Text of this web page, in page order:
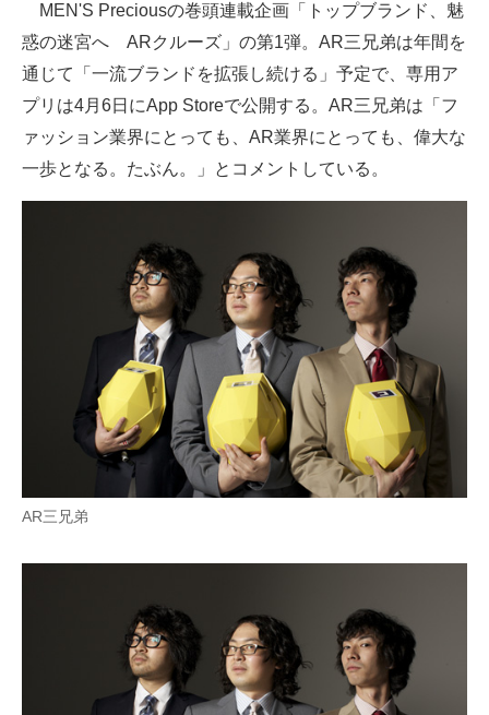
モノづくり技術者専門サイト
エレクトロニクス専門サイト
電子設計の基本と応用
エネルギーの専門メディア
ちょっと気になるネットの話題
MEN'S Preciousの巻頭連載企画「トップブランド、魅
惑の迷宮へ ARクルーズ」の第1弾。AR三兄弟は年間を
通じて「一流ブランドを拡張し続ける」予定で、専用ア
プリは4月6日にApp Storeで公開する。AR三兄弟は「フ
ァッション業界にとっても、AR業界にとっても、偉大な
一歩となる。たぶん。」とコメントしている。
AR三兄弟